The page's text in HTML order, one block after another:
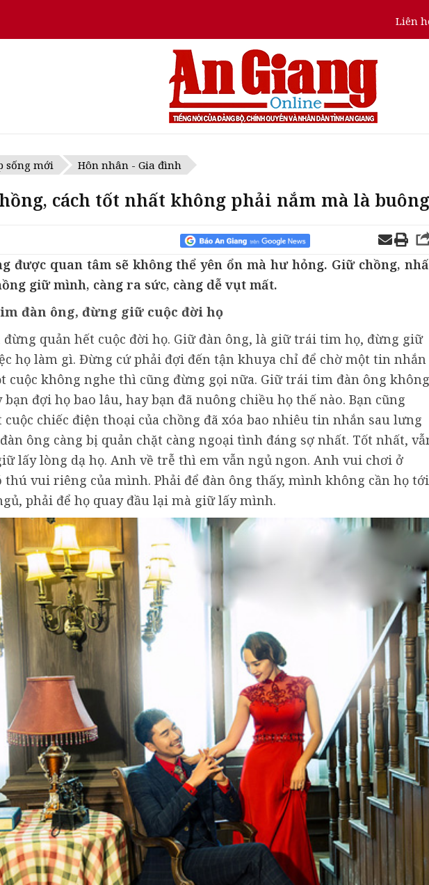
Liên
sống mới Hôn nhân - Gia đình
cách tốt nhất không phải nắm mà là buông
được quan tâm sẽ không thể yên ổn mà hư hỏng. Giữ chồng,
giữ mình, càng ra sức, càng dễ vụt mất.
đàn ông, đừng giữ cuộc đời họ
quản hết cuộc đời họ. Giữ đàn ông, là giữ trái tim họ, đừng giữ
họ làm gì. Đừng cứ phải đợi đến tận khuya chỉ để chờ một tin nhắn
cuộc không nghe thì cũng đừng gọi nữa. Giữ trái tim đàn ông không
đợi họ bao lâu, hay bạn đã nuông chiều họ thế nào. Bạn cũng
chiếc điện thoại của chồng đã xóa bao nhiêu tin nhắn sau lưng
ông càng bị quản chặt càng ngoại tình đáng sợ nhất. Tốt nhất,
lấy lòng dạ họ. Anh về trễ thì em vẫn ngủ ngon. Anh vui chơi ở
thú vui riêng của mình. Phải để đàn ông thấy, mình không cần họ tới
phải để họ quay đầu lại mà giữ lấy mình.